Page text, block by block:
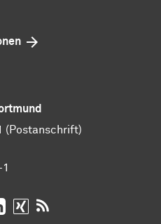
(Postanschrift)
TikTok
auf BlueSky
auf YouTube
TU Dortmund auf LinkedIn
TU Dortmund auf XING